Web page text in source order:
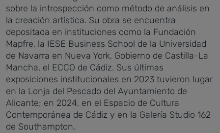
sobre la introspección como método de análisis en
la creación artística. Su obra se encuentra
depositada en instituciones como la Fundación
Mapfre, la IESE Business School de la Universidad
de Navarra en Nueva York, Gobierno de Castilla-La
Mancha, el ECCO de Cádiz. Sus últimas
exposiciones institucionales en 2023 tuvieron lugar
en la Lonja del Pescado del Ayuntamiento de
Alicante; en 2024, en el Espacio de Cultura
Contemporánea de Cádiz y en la Galería Studio 162
de Southampton.